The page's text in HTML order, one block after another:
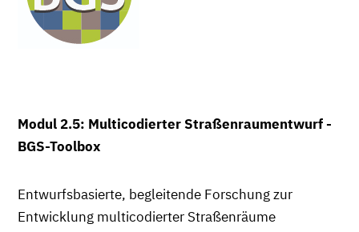
Modul 2.5: Multicodierter Straßenraumentwurf -
BGS-Toolbox
Entwurfsbasierte, begleitende Forschung zur
Entwicklung multicodierter Straßenräume